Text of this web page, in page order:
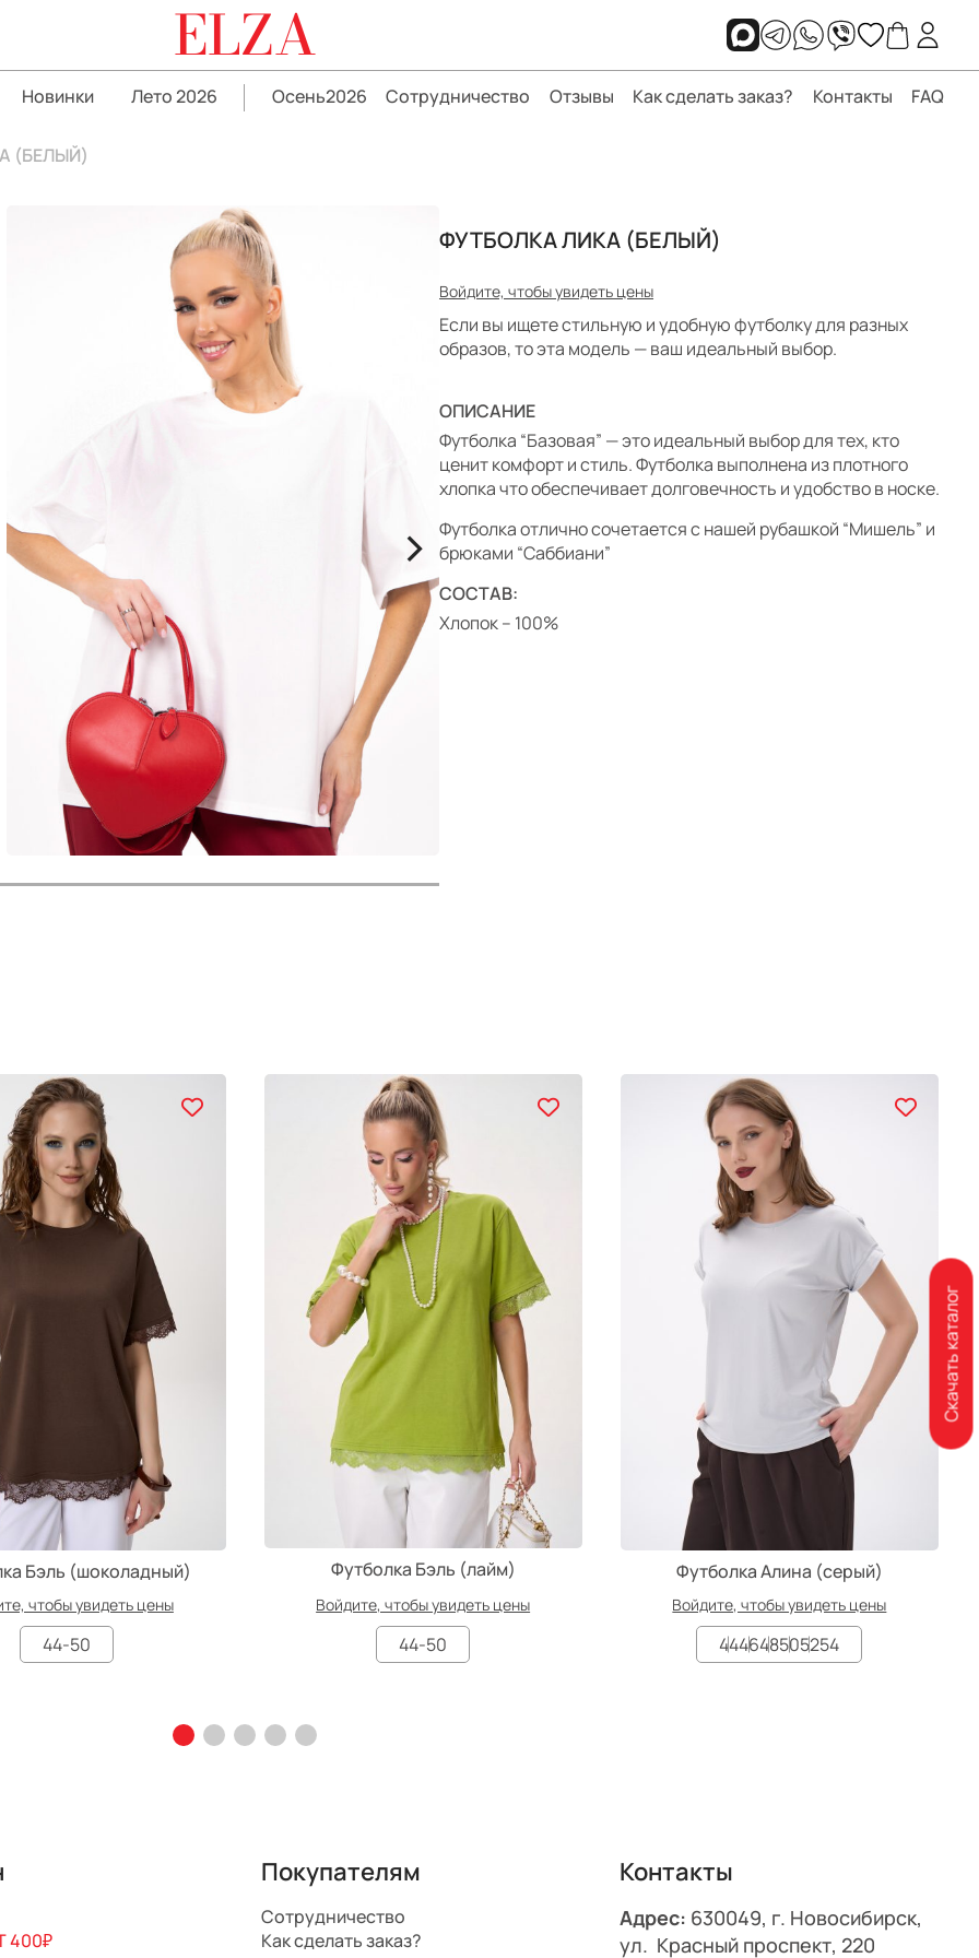
ELZA
Новинки Лето 2026 Осень2026 Сотрудничество Отзывы Как сделать заказ? Контакты FAQ
(БЕЛЫЙ)
>
ФУТБОЛКА ЛИКА (БЕЛЫЙ)
Войдите, чтобы увидеть цены
Если вы ищете стильную и удобную футболку для разных
образов, то эта модель — ваш идеальный выбор.
ОПИСАНИЕ
Футболка “Базовая” — это идеальный выбор для тех, кто
ценит комфорт и стиль. Футболка выполнена из плотного
хлопка что обеспечивает долговечность и удобство в носке.
Футболка отлично сочетается с нашей рубашкой “Мишель” и
брюками “Саббиани”
СОСТАВ:
Хлопок – 100%
Бэль (шоколадный)
чтобы увидеть цены
44-50
Футболка Бэль (лайм)
Войдите, чтобы увидеть цены
44-50
Футболка Алина (серый)
Войдите, чтобы увидеть цены
444648505254
400₽
Покупателям
Сотрудничество
Как сделать заказ?
Контакты
Адрес: 630049, г. Новосибирск,
ул. Красный проспект, 220
Скачать каталог